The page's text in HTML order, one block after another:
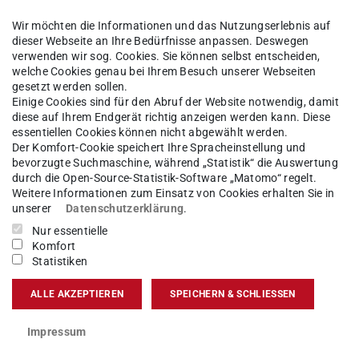
Promotionsphase.
Methode „Kollegiale Beratung“
(s.u.) können Sie an einem zweistündigen Online-
und die Methode der kollegialen Beratung
Sie, ob Sie Teil einer kollegialen Gruppe werden und am
teilnehmen möchten.
Beratung“
Präsenz-Workshops erlernen und erproben Sie die
und lernen Ihre kollegiale Gruppe kennen. Sie
und einem englischsprachigen Workshop
in kollegialen Gruppen
Wir möchten die Informationen und das Nutzungserlebnis auf
dieser Webseite an Ihre Bedürfnisse anpassen. Deswegen
verwenden wir sog. Cookies. Sie können selbst entscheiden,
welche Cookies genau bei Ihrem Besuch unserer Webseiten
gesetzt werden sollen.
Einige Cookies sind für den Abruf der Website notwendig, damit
diese auf Ihrem Endgerät richtig anzeigen werden kann. Diese
essentiellen Cookies können nicht abgewählt werden.
Der Komfort-Cookie speichert Ihre Spracheinstellung und
bevorzugte Suchmaschine, während „Statistik“ die Auswertung
durch die Open-Source-Statistik-Software „Matomo“ regelt.
Weitere Informationen zum Einsatz von Cookies erhalten Sie in
unserer
Datenschutzerklärung.
Nur essentielle
Komfort
Statistiken
ALLE AKZEPTIEREN SPEICHERN & SCHLIESSEN
Impressum